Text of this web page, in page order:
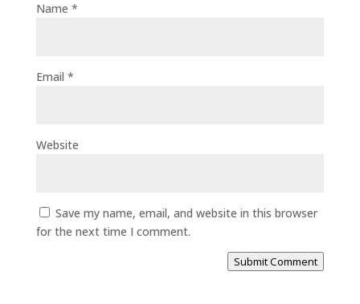
Name *
Email *
Website
Save my name, email, and website in this browser
for the next time I comment.
Submit Comment